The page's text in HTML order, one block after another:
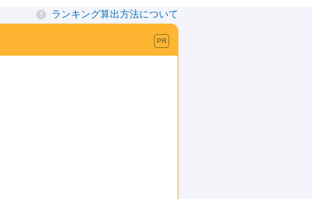
ランキング算出方法について
PR